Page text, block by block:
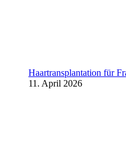
Haartransplantation für
11. April 2026